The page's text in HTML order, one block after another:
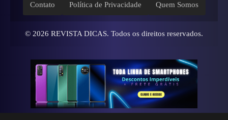
Contato Política de Privacidade Quem Somos
© 2026 REVISTA DICAS. Todos os direitos reservados.